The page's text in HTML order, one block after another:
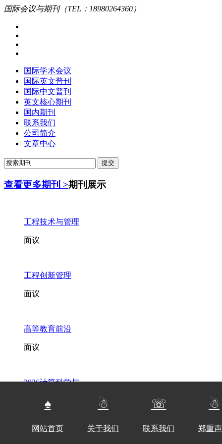
国际会议与期刊（TEL：18980264360）
国际学术会议
国际英文普刊
国际中文普刊
英文核心期刊
国内期刊
联系我们
公司简介
文章中心
查看更多期刊 >期刊展示
工程技术与管理
面议
工程创新管理
面议
高等教育前沿
面议
2026计算科学与.
♠
网站首页
☃
关于我们
☏
联系我们
☃
郑重